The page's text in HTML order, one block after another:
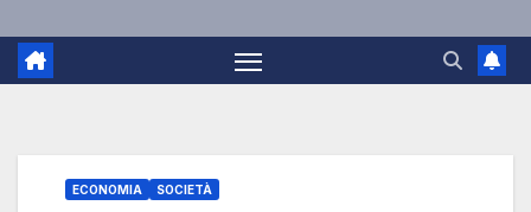
ECONOMIA SOCIETÀ